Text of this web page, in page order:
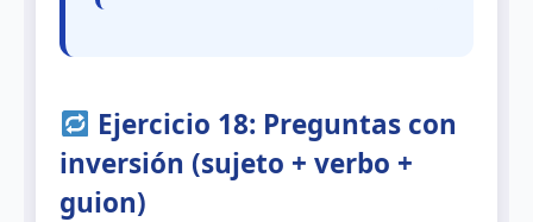
Ejercicio 18: Preguntas con
inversión (sujeto + verbo +
guion)